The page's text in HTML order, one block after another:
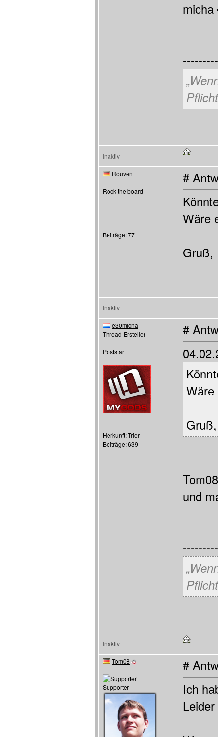
micha
Inaktiv
Rouven
Rock the board
Beiträge: 77
#
Wäre
Gruß,
Inaktiv
e30micha
Thread-Ersteller
Poststar
Herkunft: Trier
Beiträge: 639
#
und
Inaktiv
Tom08
Supporter
#
Ich